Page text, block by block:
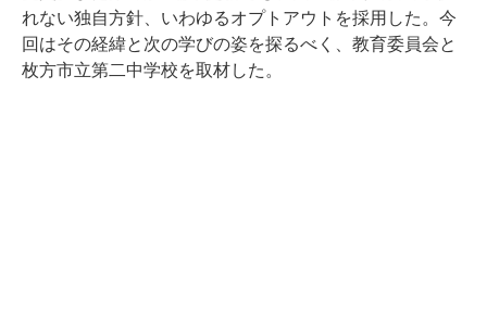
れない独自方針、いわゆるオプトアウトを採用した。今
回はその経緯と次の学びの姿を探るべく、教育委員会と
枚方市立第二中学校を取材した。